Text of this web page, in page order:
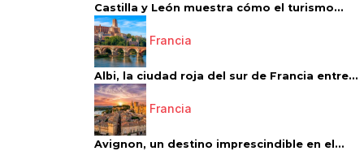
Castilla y León muestra cómo el turismo...
Francia
Albi, la ciudad roja del sur de Francia entre...
Francia
Avignon, un destino imprescindible en el...